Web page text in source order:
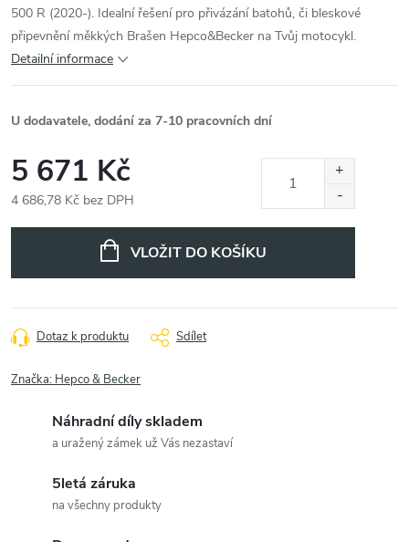
500 R (2020-). Idealní řešení pro přivázání batohů, či bleskové
připevnění měkkých Brašen Hepco&Becker na Tvůj motocykl.
Detailní informace
U dodavatele, dodání za 7-10 pracovních dní
5 671 Kč
4 686,78 Kč bez DPH
VLOŽIT DO KOŠÍKU
Dotaz k produktu Sdílet
Značka: Hepco & Becker
Náhradní díly skladem
a uražený zámek už Vás nezastaví
5letá záruka
na všechny produkty